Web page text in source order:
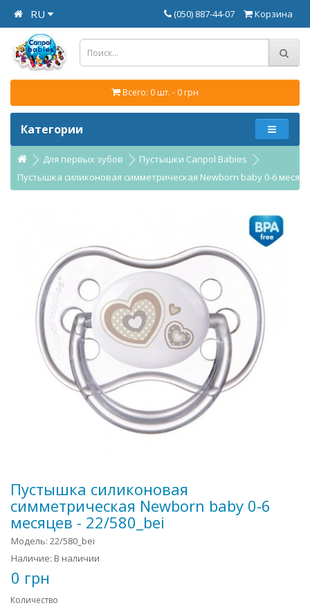
RU Корзина
(050) 887-44-07
Всего: 0 шт. - 0 грн
Категории
Для первых зубов
Пустышки Canpol Babies
Пустышка силиконовая симметрическая Newborn baby 0-6
Пустышка силиконовая
симметрическая Newborn baby 0-6
месяцев - 22/580_bei
Модель: 22/580_bei
Наличие: В наличии
0 грн
Количество